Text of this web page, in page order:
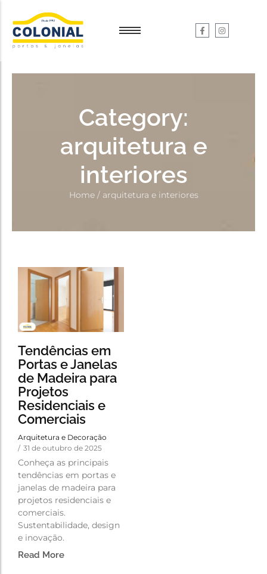
Category:
arquitetura e
interiores
Home / arquitetura e interiores
Tendências em
Portas e Janelas
de Madeira para
Projetos
Residenciais e
Comerciais
Arquitetura e Decoração
/ 31 de outubro de 2025
Conheça as principais
tendências em portas e
janelas de madeira para
projetos residenciais e
comerciais.
Sustentabilidade, design
e inovação.
Read More